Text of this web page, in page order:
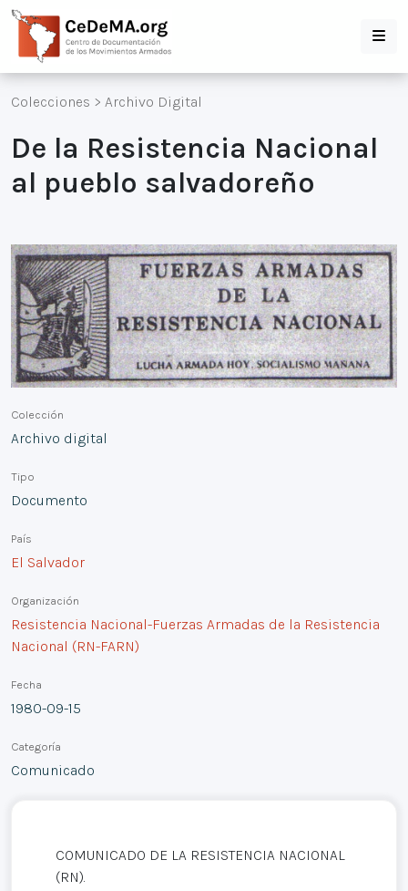
Colecciones > Archivo Digital
De la Resistencia Nacional
al pueblo salvadoreño
Colección
Archivo digital
Tipo
Documento
País
El Salvador
Organización
Resistencia Nacional-Fuerzas Armadas de la Resistencia
Nacional (RN-FARN)
Fecha
1980-09-15
Categoría
Comunicado
COMUNICADO DE LA RESISTENCIA NACIONAL
(RN).